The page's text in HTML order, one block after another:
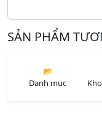
SẢN PHẨM
📂
Danh mục